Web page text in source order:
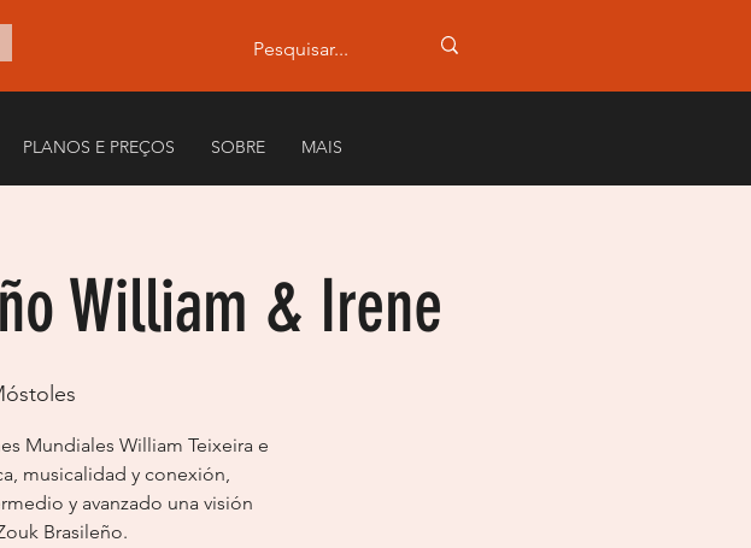
PLANOS E PREÇOS SOBRE MAIS
William & Irene
Mundiales William Teixeira e
musicalidad y conexión,
y avanzado una visión
Brasileño.